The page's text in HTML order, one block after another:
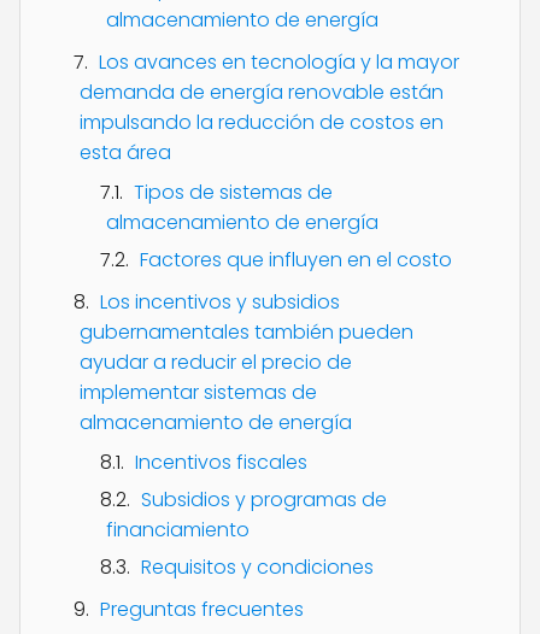
almacenamiento de energía
Los avances en tecnología y la mayor
demanda de energía renovable están
impulsando la reducción de costos en
esta área
Tipos de sistemas de
almacenamiento de energía
Factores que influyen en el costo
Los incentivos y subsidios
gubernamentales también pueden
ayudar a reducir el precio de
implementar sistemas de
almacenamiento de energía
Incentivos fiscales
Subsidios y programas de
financiamiento
Requisitos y condiciones
Preguntas frecuentes